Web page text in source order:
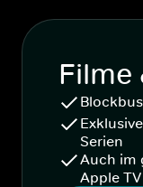
Filme
Serien
Auch im
Apple TV